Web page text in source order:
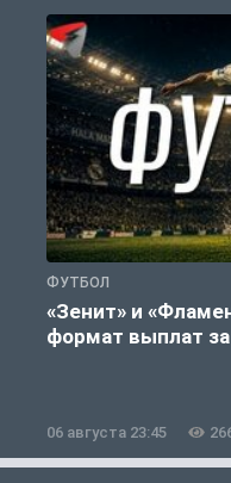
ФУТБОЛ
«Зенит» и
формат выплат
06 августа 23:45